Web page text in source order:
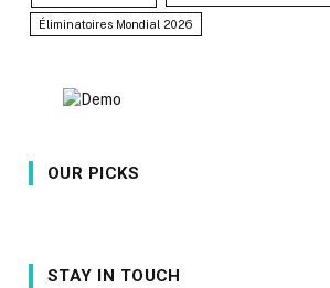
Éliminatoires Mondial 2026
OUR PICKS
STAY IN TOUCH